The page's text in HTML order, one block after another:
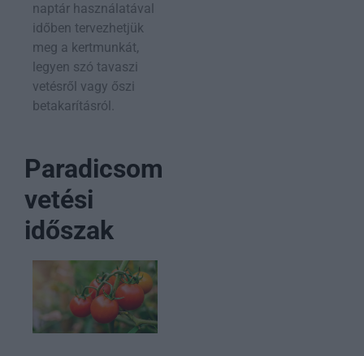
naptár használatával
időben tervezhetjük
meg a kertmunkát,
legyen szó tavaszi
vetésről vagy őszi
betakarításról.
Paradicsom
vetési
időszak